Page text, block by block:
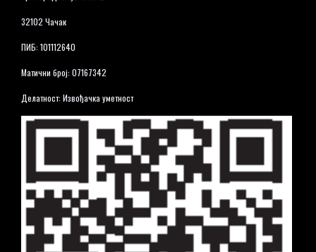
32102 Чачак
ПИБ: 101112640
Матични број: 07167342
Делатност: Извођачка уметност